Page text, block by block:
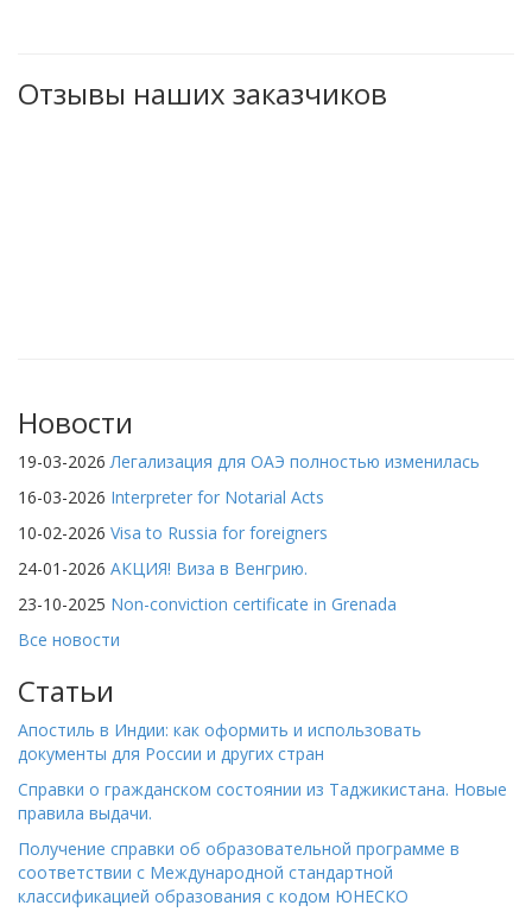
Отзывы наших заказчиков
Новости
19-03-2026 Легализация для ОАЭ полностью изменилась
16-03-2026 Interpreter for Notarial Acts
10-02-2026 Visa to Russia for foreigners
24-01-2026 АКЦИЯ! Виза в Венгрию.
23-10-2025 Non-conviction certificate in Grenada
Все новости
Статьи
Апостиль в Индии: как оформить и использовать
документы для России и других стран
Справки о гражданском состоянии из Таджикистана. Новые
правила выдачи.
Получение справки об образовательной программе в
соответствии с Международной стандартной
классификацией образования с кодом ЮНЕСКО